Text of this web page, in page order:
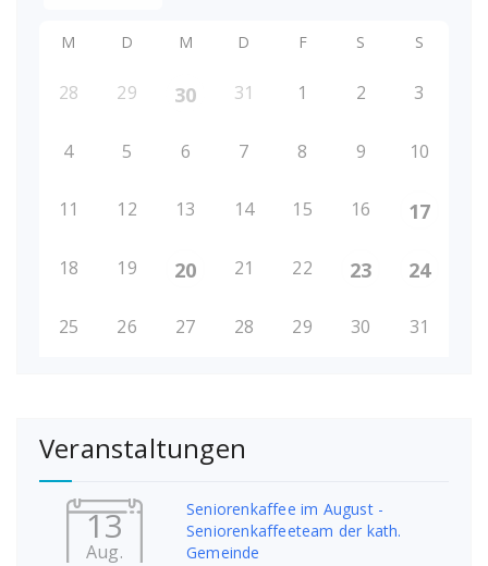
M D M D F S S
28 29 30 31 1 2 3
4 5 6 7 8 9 10
11 12 13 14 15 16 17
18 19 20 21 22 23 24
25 26 27 28 29 30 31
Veranstaltungen
13
Aug.
Seniorenkaffee im August -
Seniorenkaffeeteam der kath.
Gemeinde